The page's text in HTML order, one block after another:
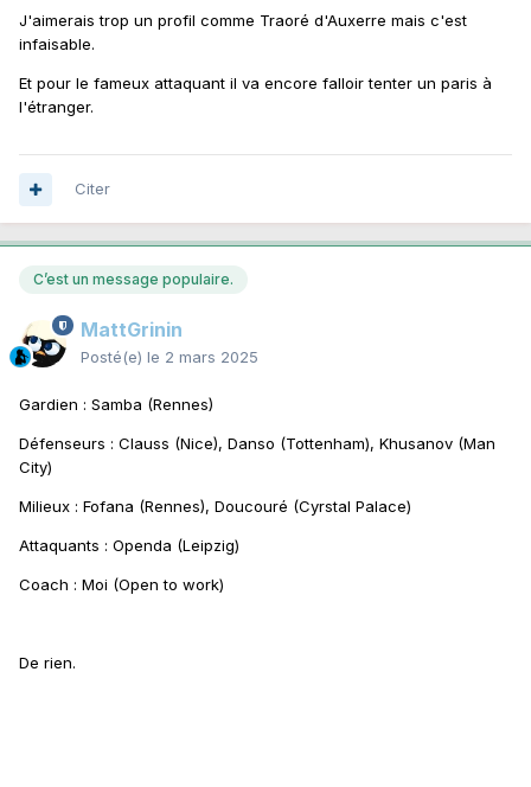
J'aimerais trop un profil comme Traoré d'Auxerre mais c'est
infaisable.
Et pour le fameux attaquant il va encore falloir tenter un paris à
l'étranger.
Citer
C’est un message populaire.
MattGrinin
Posté(e) le 2 mars 2025
Gardien : Samba (Rennes)
Défenseurs : Clauss (Nice), Danso (Tottenham), Khusanov (Man
City)
Milieux : Fofana (Rennes), Doucouré (Cyrstal Palace)
Attaquants : Openda (Leipzig)
Coach : Moi (Open to work)
De rien.